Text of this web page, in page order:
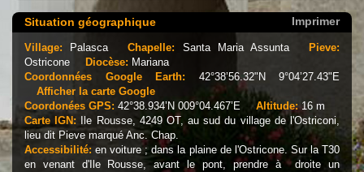
Situation géographique Imprimer
Village: Palasca Chapelle: Santa Maria Assunta
Pieve:
Ostricone
Diocèse: Mariana
Coordonnées Google Earth: 42°38’56.32"N 9°04’27.43"E
Afficher la carte Google
Coordonées GPS: 42°38.934’N 009°04.467’E Altitude: 16 m
Carte IGN:
Ile Rousse, 4249 OT, au sud du village de l'Ostriconi,
lieu dit Pieve marqué Anc. Chap.
Accessibilité:en voiture ; dans la plaine de l'Ostricone. Sur la T30
en venant d'Ile Rousse, avant le pont, prendre à droite un